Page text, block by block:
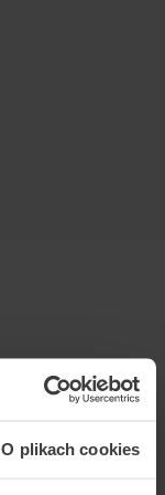
O plikach cookies